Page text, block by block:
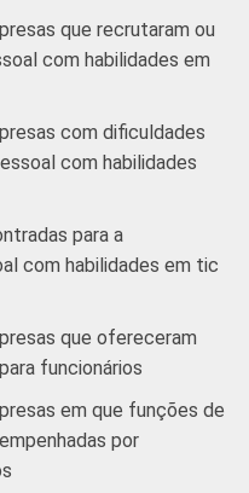
efetivo de
comuns, genéricas
de software
contrataram ou
com habilidades
que recrutaram ou
com habilidades em
com dificuldades
com habilidades
para a
com habilidades em tic
que ofereceram
funcionários
em que funções de
por